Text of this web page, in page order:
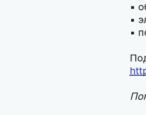
▪️
▪️
▪️